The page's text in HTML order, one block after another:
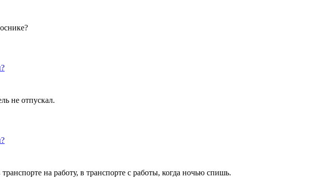
не отпускал.
на работу, в транспорте с работы, когда ночью спишь.